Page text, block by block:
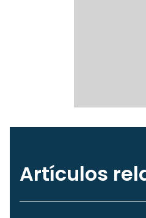
Artículos